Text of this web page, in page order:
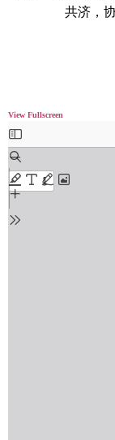
共济，
View Fullscreen